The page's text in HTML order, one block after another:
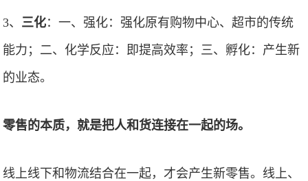
3、 三化：一、强化：强化原有购物中心、超市的传统
能力；二、化学反应：即提高效率；三、孵化：产生新
的业态。
零售的本质，就是把人和货连接在一起的场。
线上线下和物流结合在一起，才会产生新零售。线上、